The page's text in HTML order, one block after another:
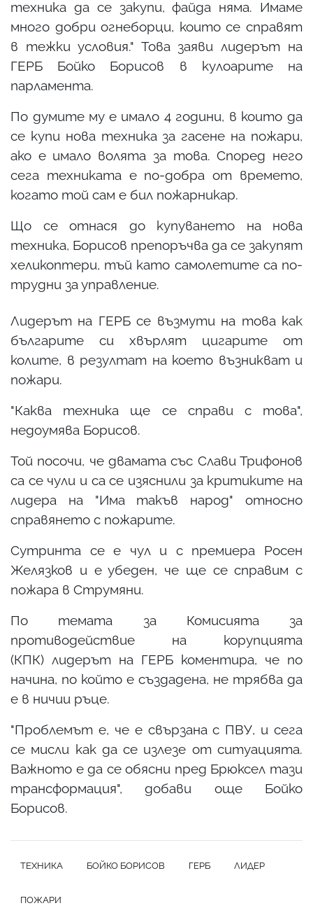
техника да се закупи, файда няма. Имаме
много добри огнеборци, които се справят
в тежки условия." Това заяви лидерът на
ГЕРБ Бойко Борисов в кулоарите на
парламента.
По думите му е имало 4 години, в които да
се купи нова техника за гасене на пожари,
ако е имало волята за това. Според него
сега техниката е по-добра от времето,
когато той сам е бил пожарникар.
Що се отнася до купуването на нова
техника, Борисов препоръчва да се закупят
хеликоптери, тъй като самолетите са по-
трудни за управление.
Лидерът на ГЕРБ се възмути на това как
българите си хвърлят цигарите от
колите, в резултат на което възникват и
пожари.
"Каква техника ще се справи с това",
недоумява Борисов.
Той посочи, че двамата със Слави Трифонов
са се чули и са се изяснили за критиките на
лидера на "Има такъв народ" относно
справянето с пожарите.
Сутринта се е чул и с премиера Росен
Желязков и е убеден, че ще се справим с
пожара в Струмяни.
По темата за Комисията за
противодействие на корупцията
(КПК) лидерът на ГЕРБ коментира, че по
начина, по който е създадена, не трябва да
е в ничии ръце.
"Проблемът е, че е свързана с ПВУ, и сега
се мисли как да се излезе от ситуацията.
Важното е да се обясни пред Брюксел тази
трансформация", добави още Бойко
Борисов.
ТЕХНИКА БОЙКО БОРИСОВ ГЕРБ ЛИДЕР
ПОЖАРИ